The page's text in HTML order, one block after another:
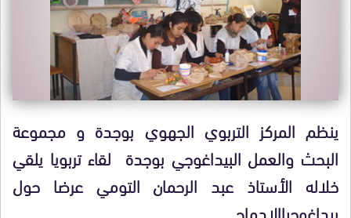
ينظم المركز التربوي الجهوي بوجدة و مجموعة
البحث والعمل البيداغوجي بوجدة لقاء تربويا يلقي
خلاله الأستاذ عبد الرحمان التومي عرضا حول